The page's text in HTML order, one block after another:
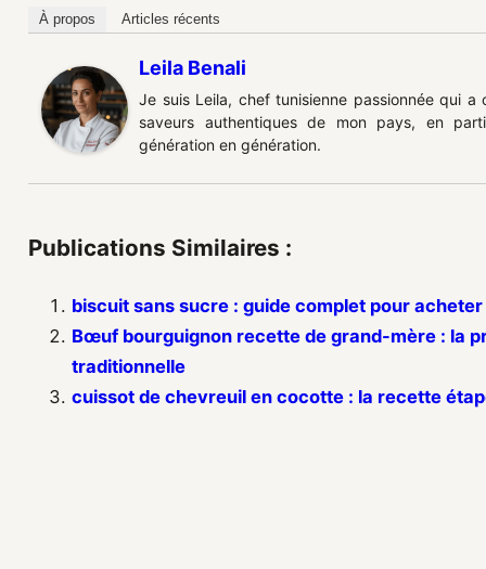
À propos Articles récents
Leila Benali
Je suis Leila, chef tunisienne passionnée qui
saveurs authentiques de mon pays, en
génération en génération.
Publications Similaires :
biscuit sans sucre : guide complet pour
Bœuf bourguignon recette de grand-mère : la
traditionnelle
cuissot de chevreuil en cocotte : la recette